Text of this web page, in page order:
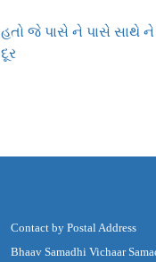
હતો જે પાસે ને પાસે સાથે ને
દૂર
Contact by Postal Address
Bhaav Samadhi Vichaar